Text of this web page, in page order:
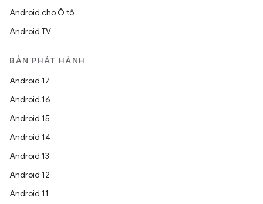
Android cho Ô tô
Android TV
BẢN PHÁT HÀNH
Android 17
Android 16
Android 15
Android 14
Android 13
Android 12
Android 11